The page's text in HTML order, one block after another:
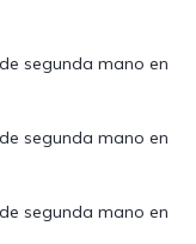
segunda mano en
segunda mano en
segunda mano en